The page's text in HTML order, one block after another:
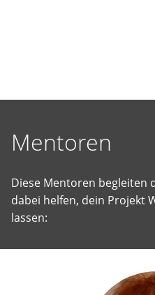
Mentoren
Diese Mentoren begleiten
dabei helfen, dein Projekt
lassen: